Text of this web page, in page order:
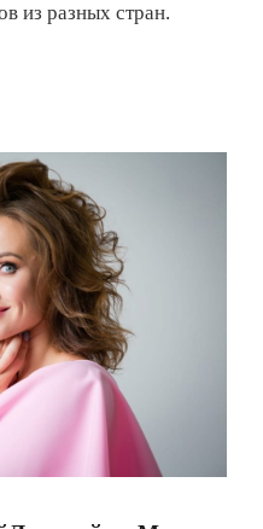
из разных стран.